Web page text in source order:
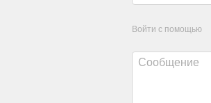
Войти с помощью